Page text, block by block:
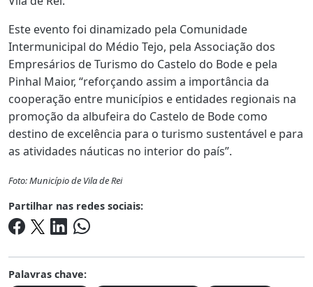
Este evento foi dinamizado pela Comunidade
Intermunicipal do Médio Tejo, pela Associação dos
Empresários de Turismo do Castelo do Bode e pela
Pinhal Maior, “reforçando assim a importância da
cooperação entre municípios e entidades regionais na
promoção da albufeira do Castelo de Bode como
destino de excelência para o turismo sustentável e para
as atividades náuticas no interior do país”.
Foto: Município de Vila de Rei
Partilhar nas redes sociais:
Palavras chave: